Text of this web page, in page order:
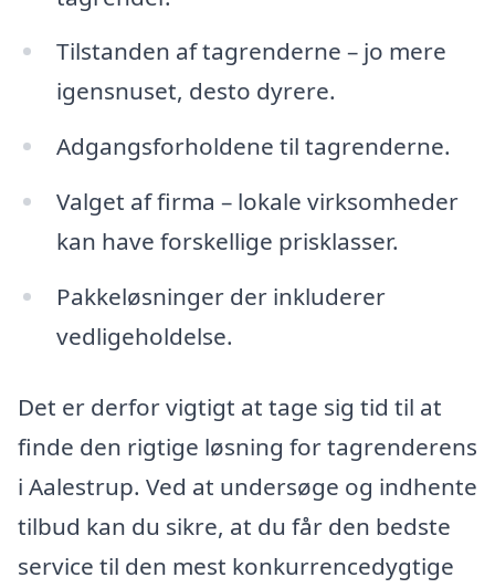
Tilstanden af tagrenderne – jo mere
igensnuset, desto dyrere.
Adgangsforholdene til tagrenderne.
Valget af firma – lokale virksomheder
kan have forskellige prisklasser.
Pakkeløsninger der inkluderer
vedligeholdelse.
Det er derfor vigtigt at tage sig tid til at
finde den rigtige løsning for tagrenderens
i Aalestrup. Ved at undersøge og indhente
tilbud kan du sikre, at du får den bedste
service til den mest konkurrencedygtige